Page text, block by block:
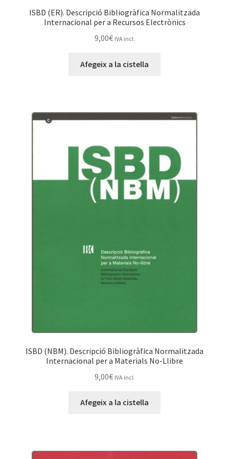
ISBD (ER). Descripció Bibliogràfica Normalitzada
Internacional per a Recursos Electrònics
9,00€ IVA incl.
Afegeix a la cistella
ISBD (NBM). Descripció Bibliogràfica Normalitzada
Internacional per a Materials No-Llibre
9,00€ IVA incl.
Afegeix a la cistella